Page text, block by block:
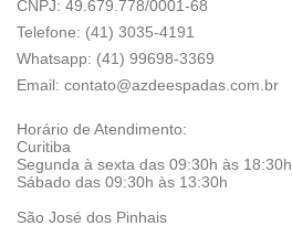
CNPJ: 49.679.778/0001-68
Telefone: (41) 3035-4191
Whatsapp: (41) 99698-3369
Email: contato@azdeespadas.com.br
Horário de Atendimento:
Curitiba
Segunda à sexta das 09:30h às 18:30h
Sábado das 09:30h às 13:30h
São José dos Pinhais